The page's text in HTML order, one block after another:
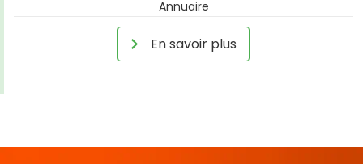
Annuaire
En savoir plus